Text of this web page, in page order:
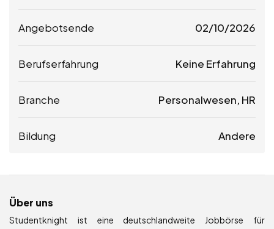
Angebotsende 02/10/2026
Berufserfahrung Keine Erfahrung
Branche Personalwesen, HR
Bildung Andere
Über uns
Studentknight ist eine deutschlandweite Jobbörse für